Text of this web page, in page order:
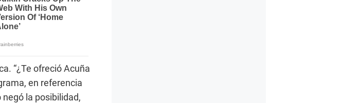
“¿Te ofreció Acuña
en referencia
negó la posibilidad,